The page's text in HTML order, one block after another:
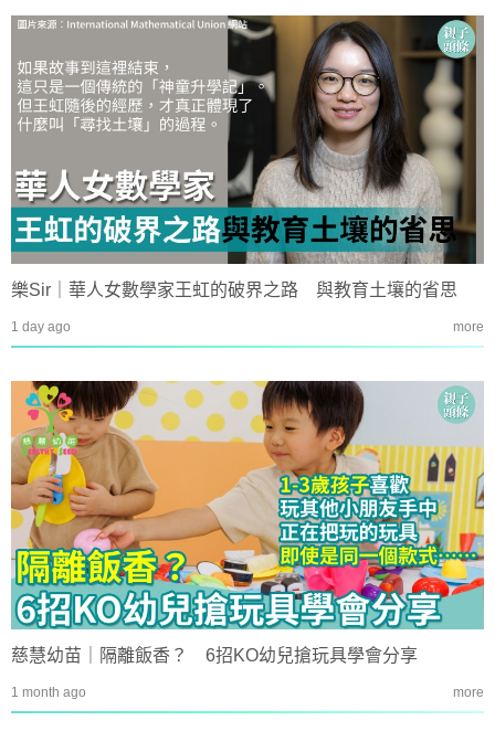
樂Sir｜華人女數學家王虹的破界之路 與教育土壤的省思
1 day ago more
慈慧幼苗｜隔離飯香？ 6招KO幼兒搶玩具學會分享
1 month ago more